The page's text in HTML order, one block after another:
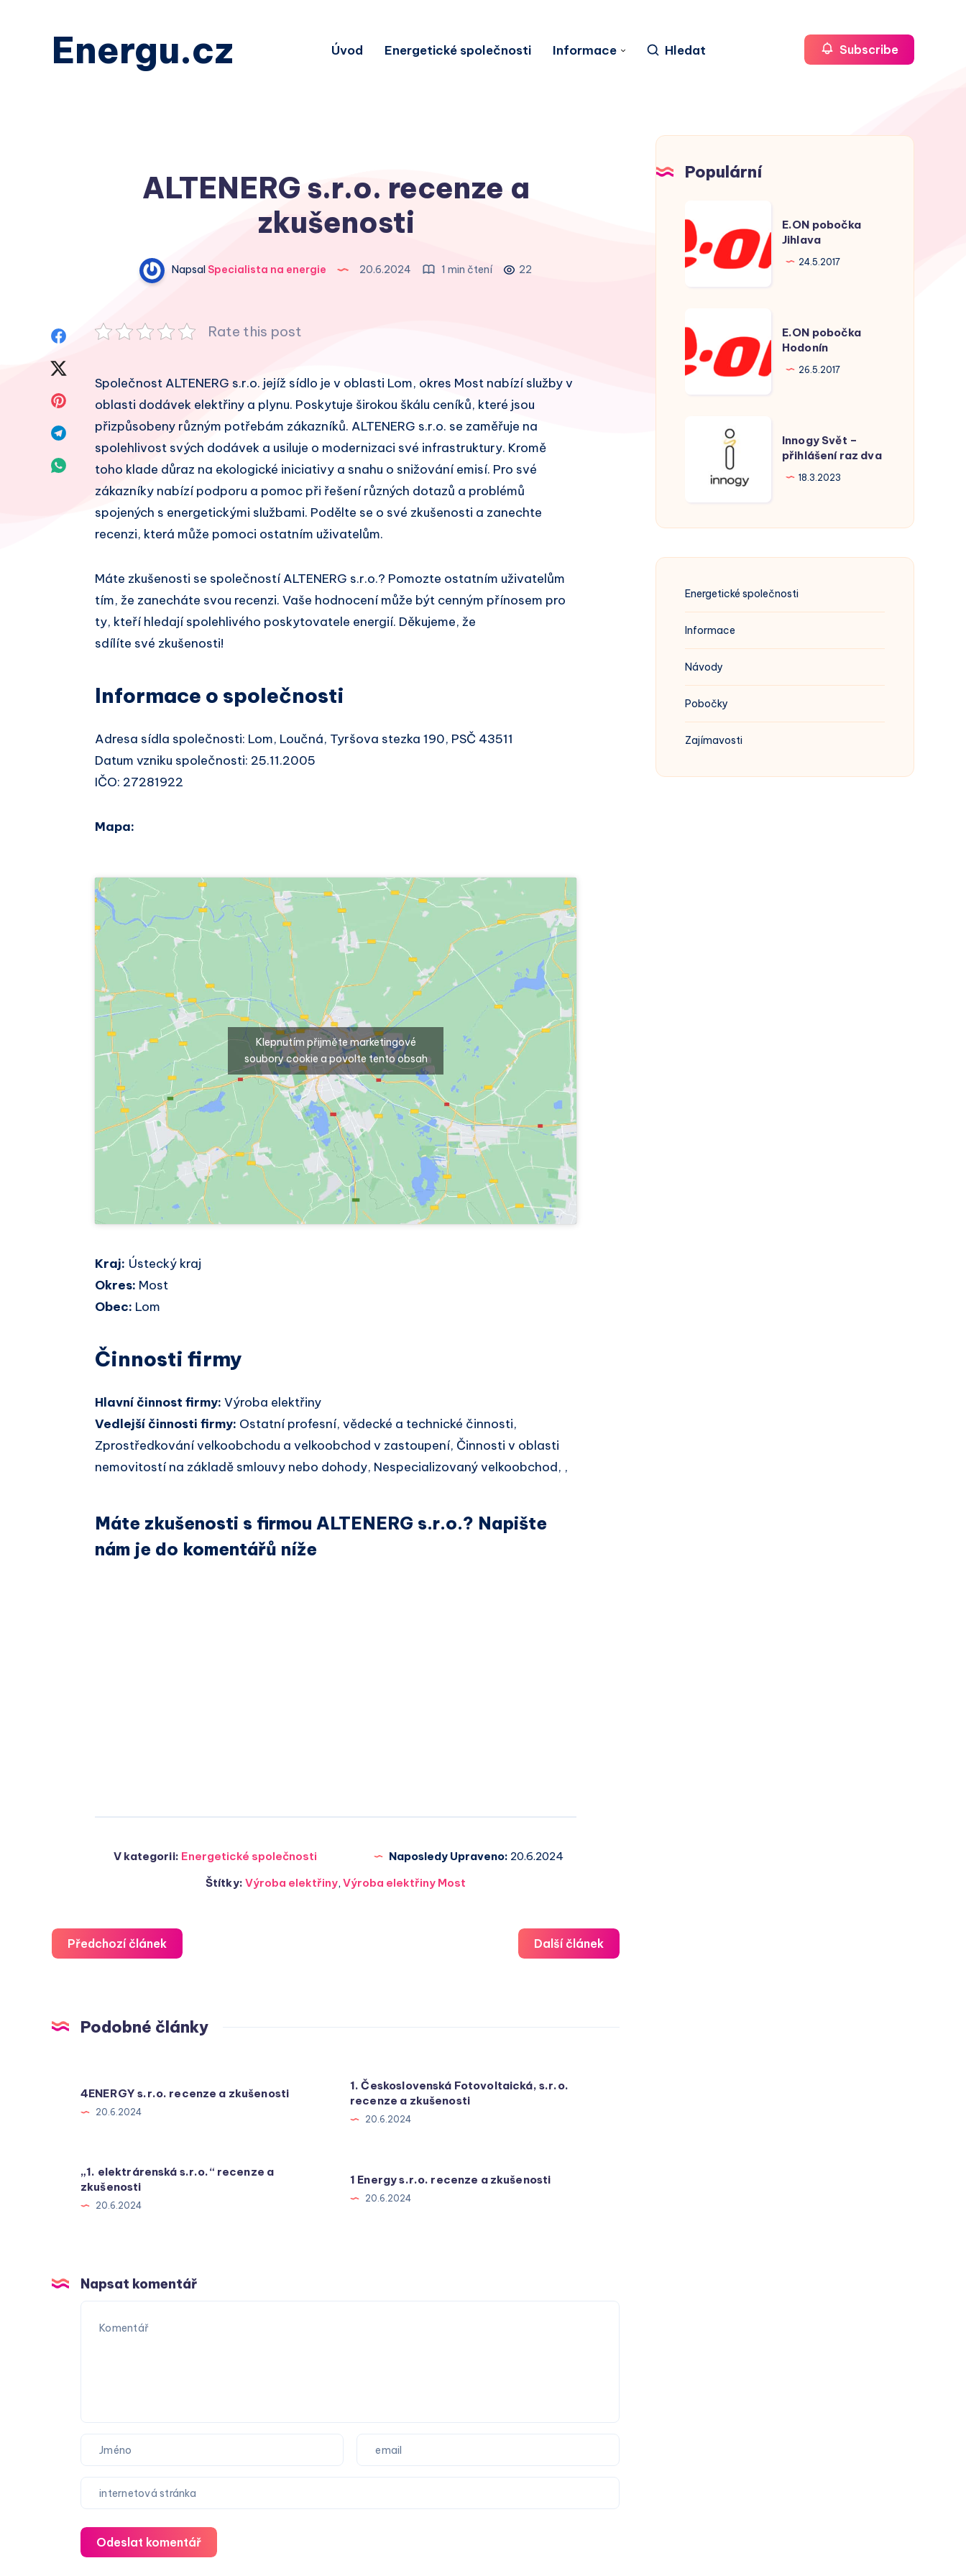
Energu.cz Úvod Energetické společnosti Informace Hledat Subscribe
ALTENERG s.r.o. recenze a
zkušenosti
Napsal Specialista na energie 20.6.2024 1 min čtení 22
Sdílet
Facebook
Twitter
Sdílet
Pinterest
Sdílet
Telegram
Sdílet
Whatsapp
Rate this post
Společnost ALTENERG s.r.o. jejíž sídlo je v oblasti Lom, okres Most nabízí služby v
oblasti dodávek elektřiny a plynu. Poskytuje širokou škálu ceníků, které jsou
přizpůsobeny různým potřebám zákazníků. ALTENERG s.r.o. se zaměřuje na
spolehlivost svých dodávek a usiluje o modernizaci své infrastruktury. Kromě
toho klade důraz na ekologické iniciativy a snahu o snižování emisí. Pro své
zákazníky nabízí podporu a pomoc při řešení různých dotazů a problémů
spojených s energetickými službami. Podělte se o své zkušenosti a zanechte
recenzi, která může pomoci ostatním uživatelům.
Máte zkušenosti se společností ALTENERG s.r.o.? Pomozte ostatním uživatelům
tím, že zanecháte svou recenzi. Vaše hodnocení může být cenným přínosem pro
ty, kteří hledají spolehlivého poskytovatele energií. Děkujeme, že
sdílíte své zkušenosti!
Informace o společnosti
Adresa sídla společnosti: Lom, Loučná, Tyršova stezka 190, PSČ 43511
Datum vzniku společnosti: 25.11.2005
IČO: 27281922
Mapa:
Klepnutím přijměte marketingové
soubory cookie a povolte tento obsah
Kraj: Ústecký kraj
Okres: Most
Obec: Lom
Činnosti firmy
Hlavní činnost firmy: Výroba elektřiny
Vedlejší činnosti firmy: Ostatní profesní, vědecké a technické činnosti,
Zprostředkování velkoobchodu a velkoobchod v zastoupení, Činnosti v oblasti
nemovitostí na základě smlouvy nebo dohody, Nespecializovaný velkoobchod, ,
Máte zkušenosti s firmou ALTENERG s.r.o.? Napište
nám je do komentářů níže
V kategorii: Energetické společnosti Naposledy Upraveno: 20.6.2024
Štítky:Výroba elektřiny,Výroba elektřiny Most
Předchozí článek Další článek
Podobné články
4ENERGY s.r.o. recenze a zkušenosti
20.6.2024
1. Československá Fotovoltaická, s.r.o.
recenze a zkušenosti
20.6.2024
„1. elektrárenská s.r.o.“ recenze a
zkušenosti
20.6.2024
1 Energy s.r.o. recenze a zkušenosti
20.6.2024
Napsat komentář
Odeslat komentář
Populární
pobočka
Jihlava
E.ON pobočka
Jihlava
24.5.2017
pobočka
Hodonín
E.ON pobočka
Hodonín
26.5.2017
přihlášení
dva
Innogy Svět –
přihlášení raz dva
18.3.2023
Energetické společnosti
Informace
Návody
Pobočky
Zajímavosti